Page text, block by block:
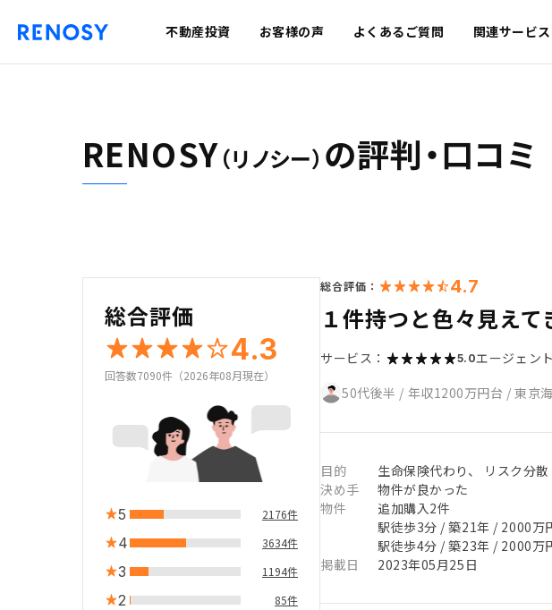
不動産投資 お客様の声 よくあるご質問 関連サービス
RENOSY（リノシー） の評判・口コミ
総合評価
4.3
回答数7090件（2026年08月現在）
5 2176件
4 3634件
3 1194件
2 85件
総合評価： 4.7
１件持つと色々見えて
サービス： 5.0エージェン
50代後半 / 年収1200万円台 /東京
目的
生命保険代わり、 リスク分散
決め手
物件が良かった
物件
追加購入2件
駅徒歩3分 / 築21年 / 2000万
駅徒歩4分 / 築23年 / 2000万
掲載日
2023年05月25日